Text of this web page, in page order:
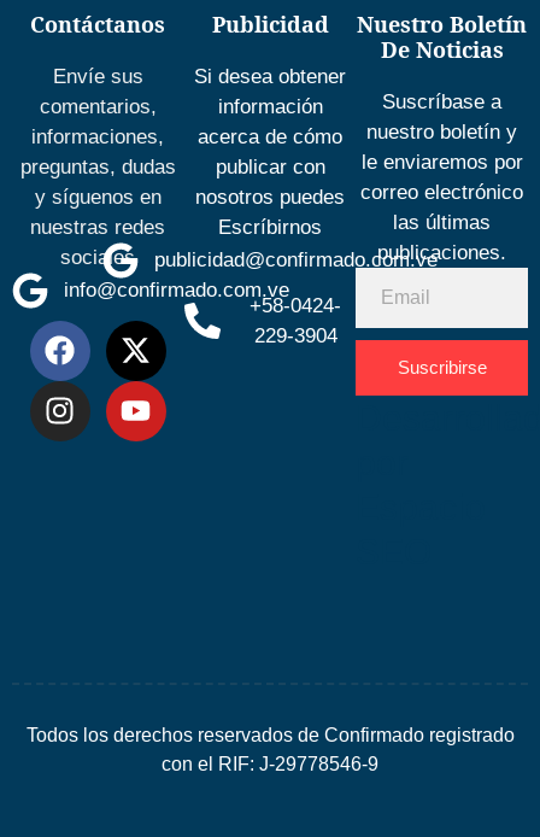
Contáctanos
Envíe sus
comentarios,
informaciones,
preguntas, dudas
y síguenos en
nuestras redes
sociales
info@confirmado.com.ve
Publicidad
Si desea obtener
información
acerca de cómo
publicar con
nosotros puedes
Escríbirnos
publicidad@confirmado.com.ve
+58-0424-
229-3904
Nuestro Boletín
De Noticias
Suscríbase a
nuestro boletín y
le enviaremos por
correo electrónico
las últimas
publicaciones.
Suscribirse
Todos los derechos reservados de Confirmado registrado
con el RIF: J-29778546-9